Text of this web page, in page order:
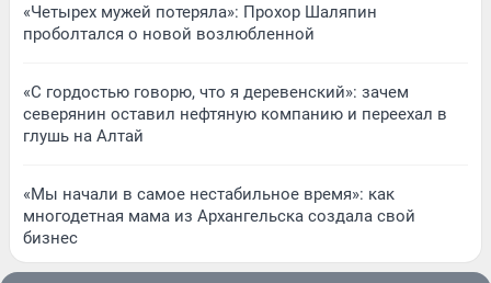
«Четырех мужей потеряла»: Прохор Шаляпин
проболтался о новой возлюбленной
«С гордостью говорю, что я деревенский»: зачем
северянин оставил нефтяную компанию и переехал в
глушь на Алтай
«Мы начали в самое нестабильное время»: как
многодетная мама из Архангельска создала свой
бизнес